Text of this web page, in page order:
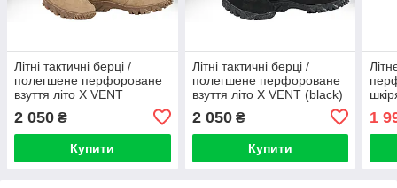
Літні тактичні берці /
полегшене перфороване
взуття літо X VENT
2 050 ₴
Купити
Літні тактичні берці /
полегшене перфороване
взуття літо X VENT (black)
2 050₴
Купити
1